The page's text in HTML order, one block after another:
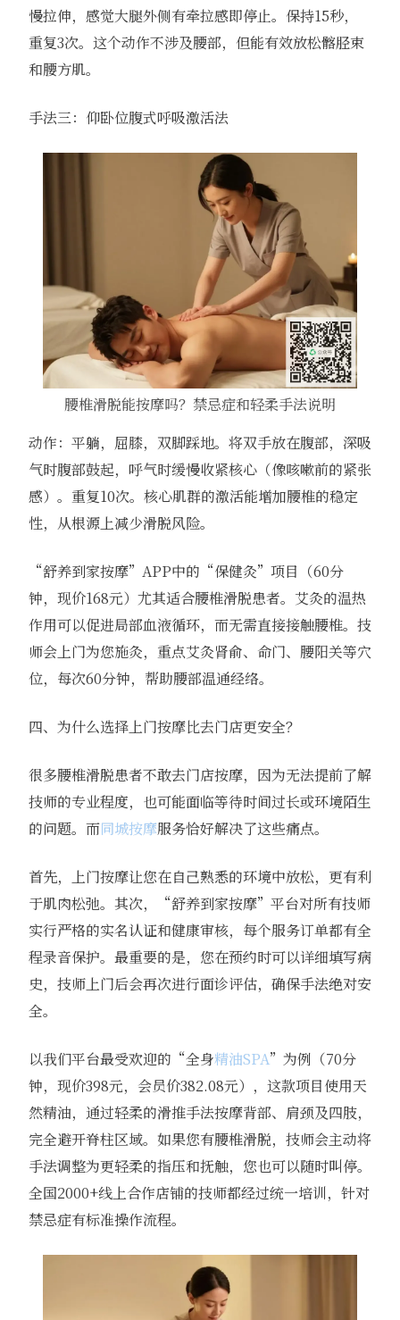
慢拉伸，感觉大腿外侧有牵拉感即停止。保持15秒，
重复3次。这个动作不涉及腰部，但能有效放松髂胫束
和腰方肌。
手法三：仰卧位腹式呼吸激活法
腰椎滑脱能按摩吗？禁忌症和轻柔手法说明
动作：平躺，屈膝，双脚踩地。将双手放在腹部，深吸
气时腹部鼓起，呼气时缓慢收紧核心（像咳嗽前的紧张
感）。重复10次。核心肌群的激活能增加腰椎的稳定
性，从根源上减少滑脱风险。
“舒养到家按摩”APP中的“保健灸”项目（60分
钟，现价168元）尤其适合腰椎滑脱患者。艾灸的温热
作用可以促进局部血液循环，而无需直接接触腰椎。技
师会上门为您施灸，重点艾灸肾俞、命门、腰阳关等穴
位，每次60分钟，帮助腰部温通经络。
四、为什么选择上门按摩比去门店更安全？
很多腰椎滑脱患者不敢去门店按摩，因为无法提前了解
技师的专业程度，也可能面临等待时间过长或环境陌生
的问题。而同城按摩服务恰好解决了这些痛点。
首先，上门按摩让您在自己熟悉的环境中放松，更有利
于肌肉松弛。其次，“舒养到家按摩”平台对所有技师
实行严格的实名认证和健康审核，每个服务订单都有全
程录音保护。最重要的是，您在预约时可以详细填写病
史，技师上门后会再次进行面诊评估，确保手法绝对安
全。
以我们平台最受欢迎的“全身精油SPA”为例（70分
钟，现价398元，会员价382.08元），这款项目使用天
然精油，通过轻柔的滑推手法按摩背部、肩颈及四肢，
完全避开脊柱区域。如果您有腰椎滑脱，技师会主动将
手法调整为更轻柔的指压和抚触，您也可以随时叫停。
全国2000+线上合作店铺的技师都经过统一培训，针对
禁忌症有标准操作流程。